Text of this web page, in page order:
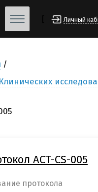
Личный
ACT-CS-005
протокола